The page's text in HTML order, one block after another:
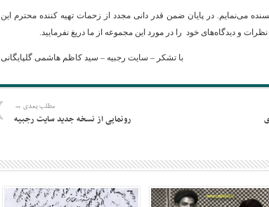
می‌نمایم. در پایان ضمن قدر دانی مجدد از زحمات تهیه کننده محترم این
و دیدگاه‌های خود را در مورد این مجموعه از ما دریغ نفرمایید.
با تشکر – سایت رجبیه – سید کاظم هاشمی گلپایگانی
مطلب بعدی →
رونمایی از نسخه جدید سایت رجبیه